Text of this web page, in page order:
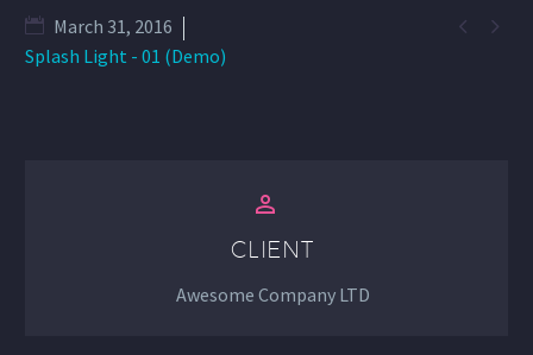
 
March 31, 2016
Splash Light - 01 (Demo)


CLIENT
Awesome Company LTD